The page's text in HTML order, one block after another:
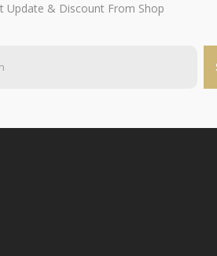
Update & Discount From Shop